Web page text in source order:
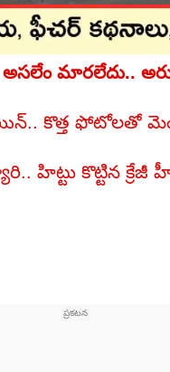
కొత్త ఫోటోలతో
హిట్టు కొట్టిన